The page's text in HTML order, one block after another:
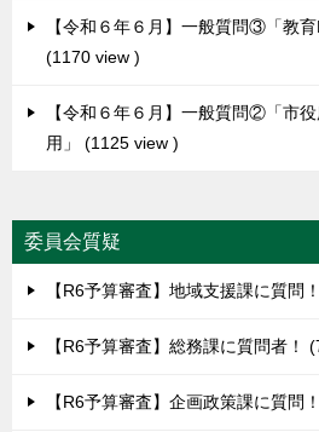
【令和６年６月】一般質問③「教育
1170 view
【令和６年６月】一般質問②「市
用」
1125 view
委員会質疑
【R6予算審査】地域支援課に質問！
【R6予算審査】総務課に質問者！
【R6予算審査】企画政策課に質問！